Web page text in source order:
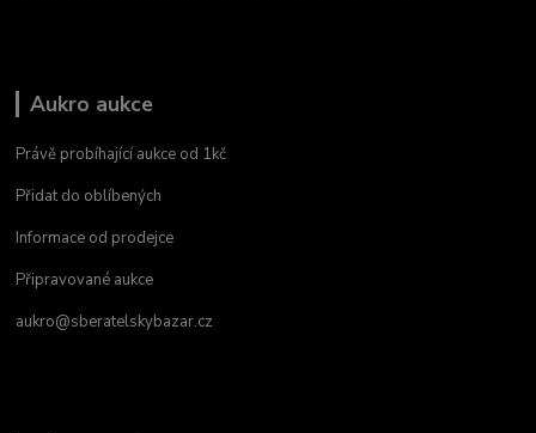
Aukro aukce
Právě probíhající aukce od 1kč
Přidat do oblíbených
Informace od prodejce
Připravované aukce
aukro@sberatelskybazar.cz